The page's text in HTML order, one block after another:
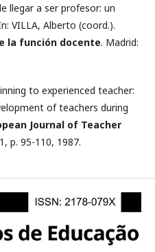
llegar a ser profesor: un
VILLA, Alberto (coord.).
la función docente. Madrid:
to experienced teacher:
of teachers during
Journal of Teacher
p. 95-110, 1987.